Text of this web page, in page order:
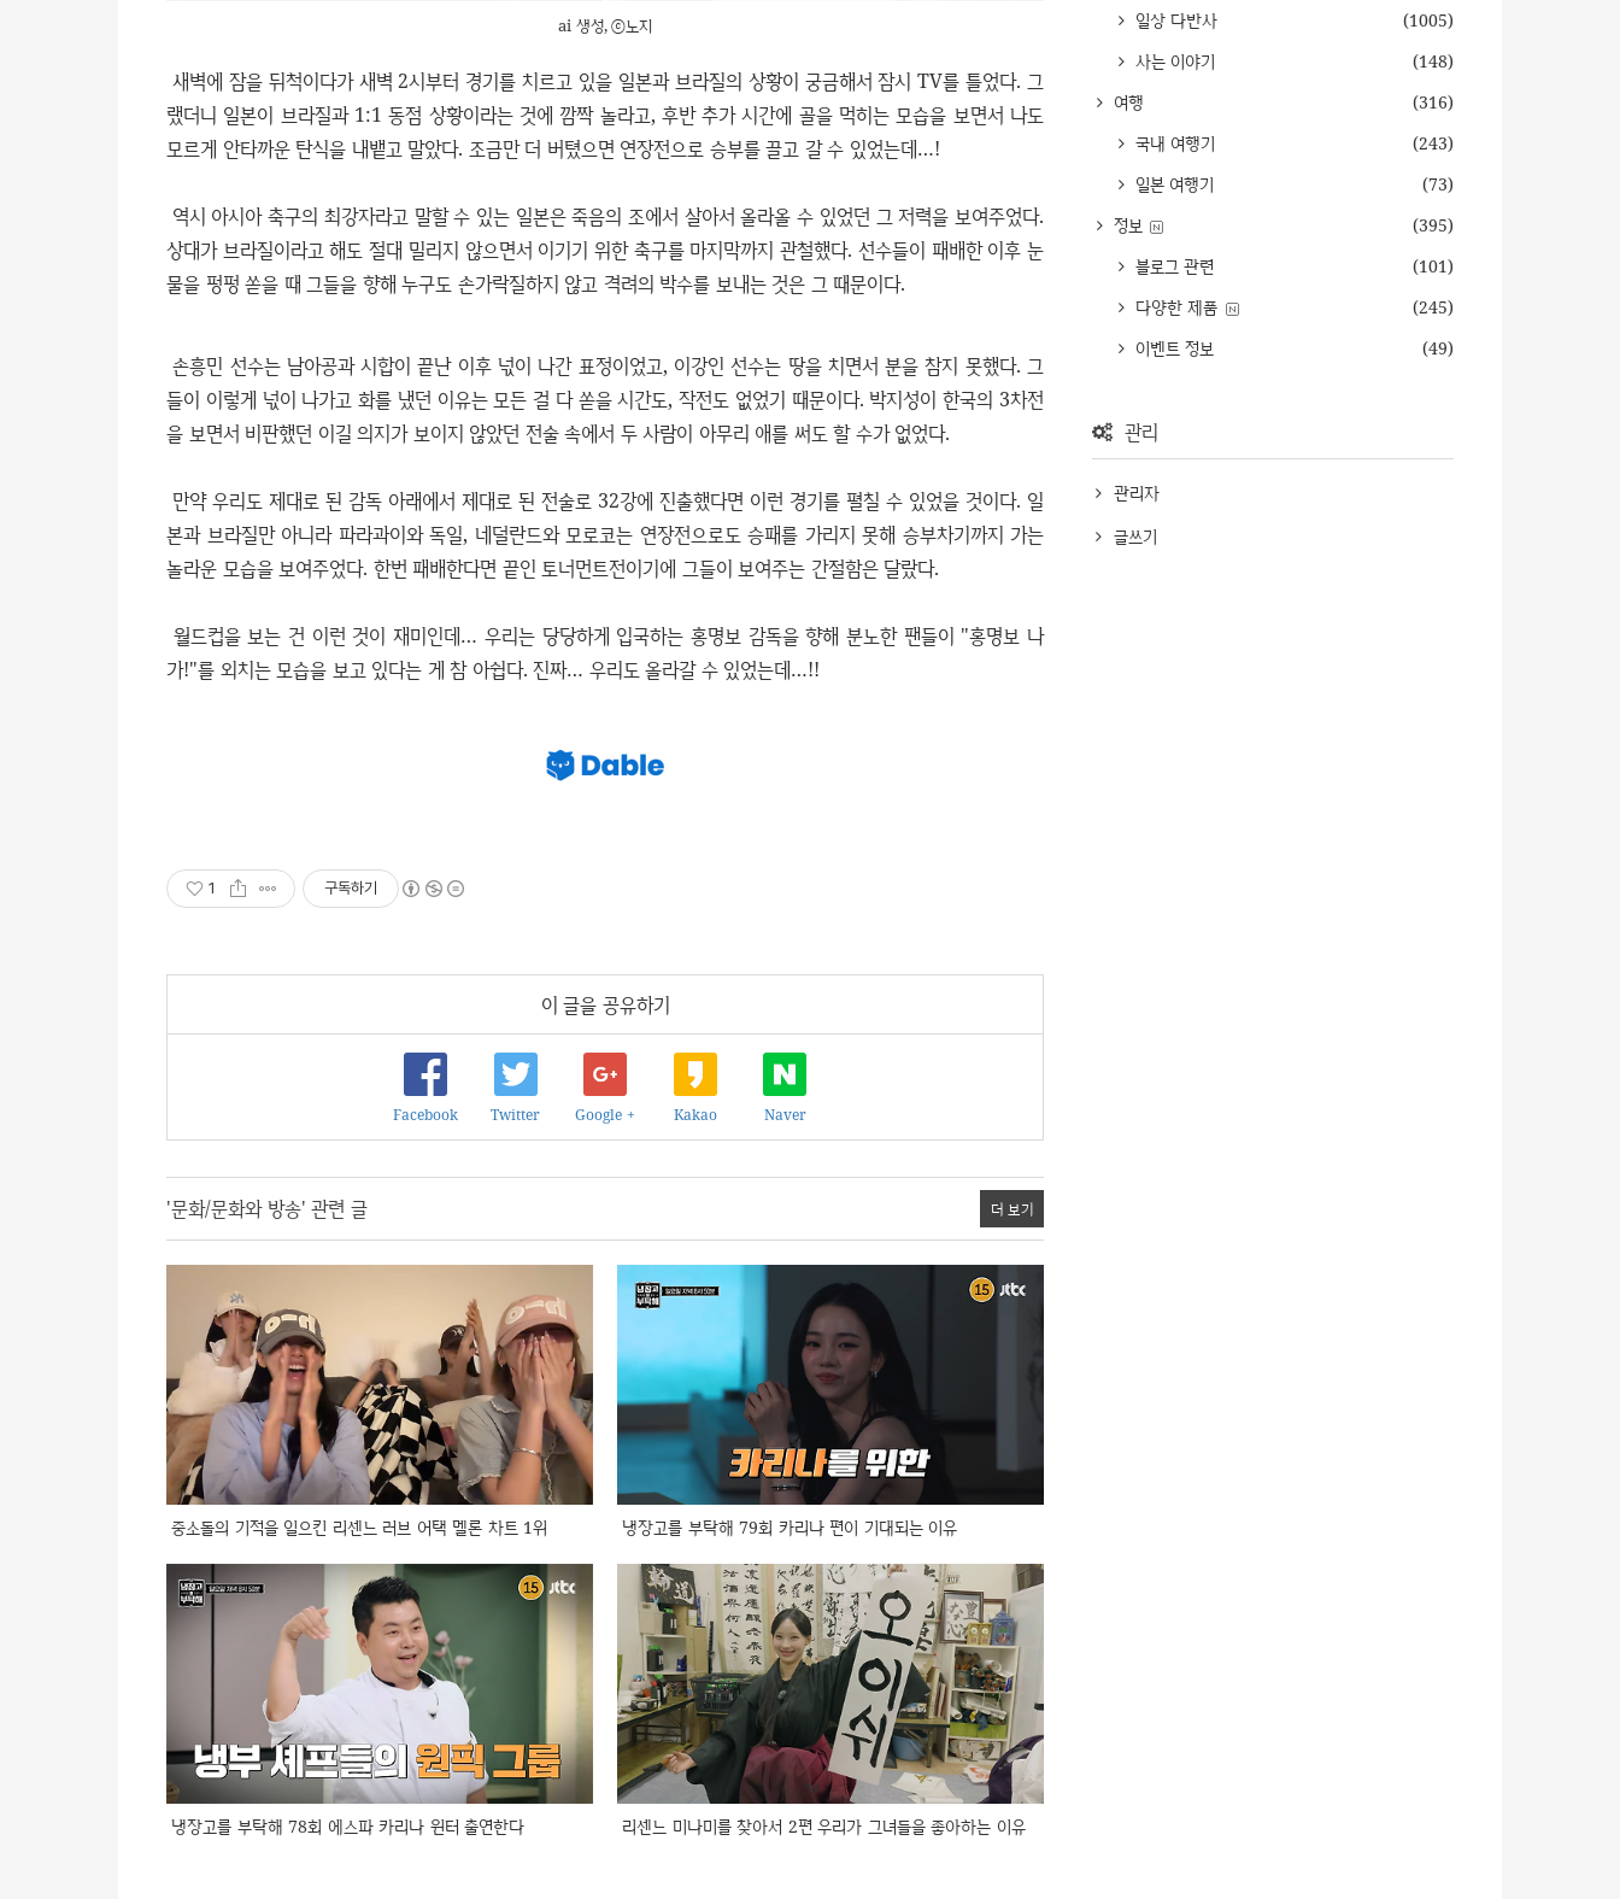
ai 생성, ⓒ노지
새벽에 잠을 뒤척이다가 새벽 2시부터 경기를 치르고 있을 일본과 브라질의 상황이 궁금해서 잠시 TV를 틀었다. 그
랬더니 일본이 브라질과 1:1 동점 상황이라는 것에 깜짝 놀라고, 후반 추가 시간에 골을 먹히는 모습을 보면서 나도
모르게 안타까운 탄식을 내뱉고 말았다. 조금만 더 버텼으면 연장전으로 승부를 끌고 갈 수 있었는데…!
역시 아시아 축구의 최강자라고 말할 수 있는 일본은 죽음의 조에서 살아서 올라올 수 있었던 그 저력을 보여주었다.
상대가 브라질이라고 해도 절대 밀리지 않으면서 이기기 위한 축구를 마지막까지 관철했다. 선수들이 패배한 이후 눈
물을 펑펑 쏟을 때 그들을 향해 누구도 손가락질하지 않고 격려의 박수를 보내는 것은 그 때문이다.
손흥민 선수는 남아공과 시합이 끝난 이후 넋이 나간 표정이었고, 이강인 선수는 땅을 치면서 분을 참지 못했다. 그
들이 이렇게 넋이 나가고 화를 냈던 이유는 모든 걸 다 쏟을 시간도, 작전도 없었기 때문이다. 박지성이 한국의 3차전
을 보면서 비판했던 이길 의지가 보이지 않았던 전술 속에서 두 사람이 아무리 애를 써도 할 수가 없었다.
만약 우리도 제대로 된 감독 아래에서 제대로 된 전술로 32강에 진출했다면 이런 경기를 펼칠 수 있었을 것이다. 일
본과 브라질만 아니라 파라과이와 독일, 네덜란드와 모로코는 연장전으로도 승패를 가리지 못해 승부차기까지 가는
놀라운 모습을 보여주었다. 한번 패배한다면 끝인 토너먼트전이기에 그들이 보여주는 간절함은 달랐다.
월드컵을 보는 건 이런 것이 재미인데… 우리는 당당하게 입국하는 홍명보 감독을 향해 분노한 팬들이 "홍명보 나
가!"를 외치는 모습을 보고 있다는 게 참 아쉽다. 진짜… 우리도 올라갈 수 있었는데…!!
1 구독하기
이 글을 공유하기
Facebook Twitter Google + Kakao Naver
'문화/문화와 방송' 관련 글 더 보기
중소돌의 기적을 일으킨 리센느 러브 어택 멜론 차트 1위 냉장고를 부탁해 79회 카리나 편이 기대되는 이유
냉장고를 부탁해 78회 에스파 카리나 윈터 출연한다 리센느 미나미를 찾아서 2편 우리가 그녀들을 좋아하는 이유
일상 다반사
(1005)
사는 이야기
(148)
여행
(316)
국내 여행기
(243)
일본 여행기
(73)
정보
(395)
블로그 관련
(101)
다양한 제품
(245)
이벤트 정보
(49)
관리
관리자
글쓰기